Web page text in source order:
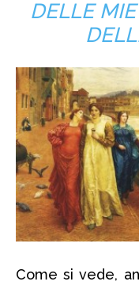
DELLE
Come si vede,